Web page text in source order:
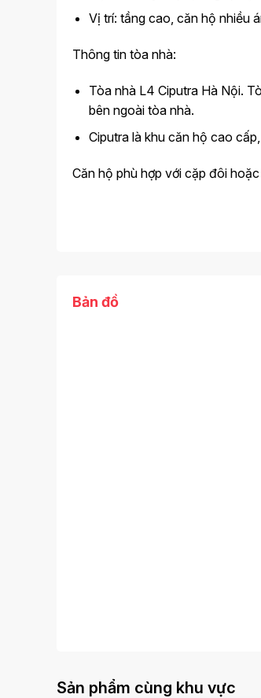
Vị trí: tầng cao, căn hộ nhiều
Thông tin tòa nhà:
Tòa nhà L4 Ciputra Hà Nội.
bên ngoài tòa nhà.
Ciputra là khu căn hộ cao
Căn hộ phù hợp với cặp đôi
Bản đồ
Sản phẩm cùng khu vực